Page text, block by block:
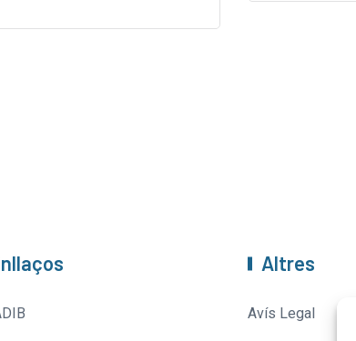
Altres
Avís Legal